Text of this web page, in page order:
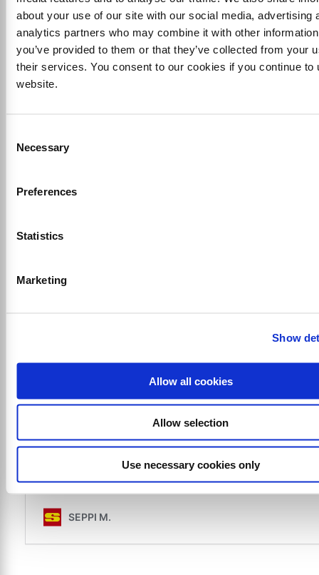
about your use of our site with our social media, advertising
analytics partners who may combine it with other
you’ve provided to them or that they’ve collected from your
their services. You consent to our cookies if you continue to
website.
Selection
Necessary
Preferences
Statistics
Marketing
Show
Allow all cookies
Allow selection
Use necessary cookies only
Para más información sobre la accesibilidad del
Sitio, consulte la página correspondiente:
Para información relativa a los canales de
denuncia (whistleblowing), consulte la página